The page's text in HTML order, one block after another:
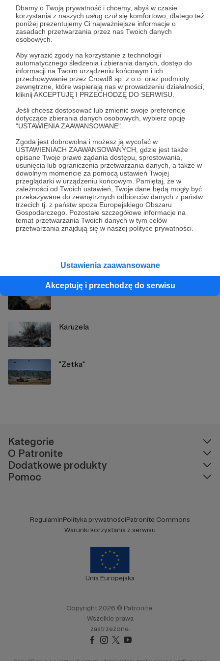
Dbamy o Twoją prywatność i chcemy, abyś w czasie
korzystania z naszych usług czuł się komfortowo, dlatego też
poniżej prezentujemy Ci najważniejsze informacje o
zasadach przetwarzania przez nas Twoich danych
osobowych.
Aby wyrazić zgody na korzystanie z technologii
automatycznego śledzenia i zbierania danych, dostęp do
informacji na Twoim urządzeniu końcowym i ich
przechowywanie przez Crowd8 sp. z o.o. oraz podmioty
zewnętrzne, które wspierają nas w prowadzeniu działalności,
kliknij AKCEPTUJĘ I PRZECHODZĘ DO SERWISU.
Jeśli chcesz dostosować lub zmienić swoje preferencje
dotyczące zbierania danych osobowych, wybierz opcję
"USTAWIENIA ZAAWANSOWANE".
Zgoda jest dobrowolna i możesz ją wycofać w
USTAWIENIACH ZAAWANSOWANYCH, gdzie jest także
opisane Twoje prawo żądania dostępu, sprostowania,
usunięcia lub ograniczenia przetwarzania danych, a także w
dowolnym momencie za pomocą ustawień Twojej
przeglądarki w urządzeniu końcowym. Pamiętaj, że w
zależności od Twoich ustawień, Twoje dane będą mogły być
przekazywane do zewnętrznych odbiorców danych z państw
trzecich tj. z państw spoza Europejskiego Obszaru
Gospodarczego. Pozostałe szczegółowe informacje na
temat przetwarzania Twoich danych w tym celów
przetwarzania znajdują się w naszej polityce prywatności.
Ustawienia zaawansowane
Akceptuję i przechodzę do serwisu
Zostań Patronem
Sołedar Bachmut grupa wagnera Jewgienij Prigożyn
kucharz Putina Heinrich Himmler Waffen-SS
Udostępnij
Marcin Ogdowski
Zobacz profil autora
Wyobrażenia
Karuzela
"Zetka"
Kategorie
O Patronite
Dodatkowe produkty
Pomoc
RegulaminPolityka prywatnościPatronite Commons
Warunki korzystania z serwisu
Unia Europejska
Copyright 2026 © Patronite.
Wszelkie prawa
zastrzeżone.